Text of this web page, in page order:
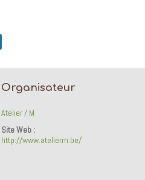
Organisateur
Atelier / M
Site Web :
http://www.atelierm.be/